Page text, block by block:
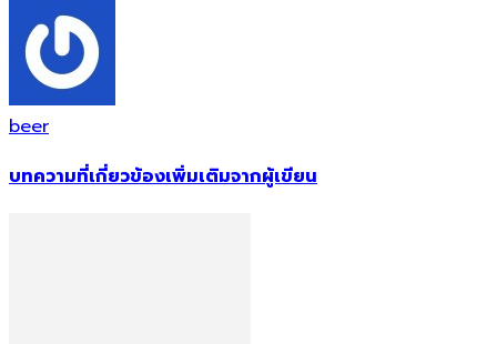
beer
บทความที่เกี่ยวข้องเพิ่มเติมจากผู้เขียน